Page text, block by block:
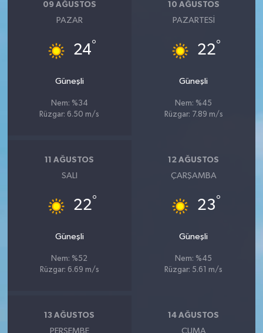
09 AĞUSTOS
PAZAR
24°
Güneşli
Nem: %34
Rüzgar: 6.50 m/s
10 AĞUSTOS
PAZARTESI
22°
Güneşli
Nem: %45
Rüzgar: 7.89 m/s
11 AĞUSTOS
SALI
22°
Güneşli
Nem: %52
Rüzgar: 6.69 m/s
12 AĞUSTOS
ÇARŞAMBA
23°
Güneşli
Nem: %45
Rüzgar: 5.61 m/s
13 AĞUSTOS
PERŞEMBE
14 AĞUSTOS
CUMA